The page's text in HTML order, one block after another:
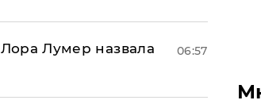
Лумер назвала
06:57